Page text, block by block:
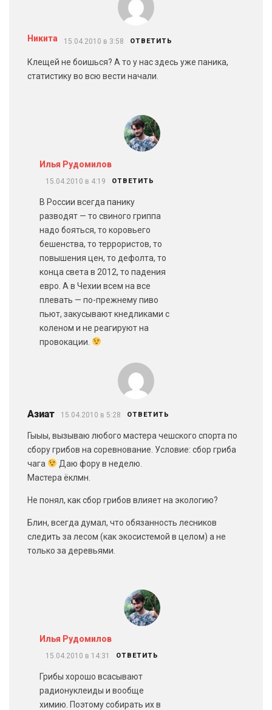
Никита 15.04.2010 в 3:58 ОТВЕТИТЬ
Клещей не боишься? А то у нас здесь уже паника,
статистику во всю вести начали.
Илья Рудомилов
15.04.2010 в 4:19 ОТВЕТИТЬ
В России всегда панику
разводят — то свиного гриппа
надо бояться, то коровьего
бешенства, то террористов, то
повышения цен, то дефолта, то
конца света в 2012, то падения
евро. А в Чехии всем на все
плевать — по-прежнему пиво
пьют, закусывают кнедликами с
коленом и не реагируют на
провокации.
Азиат 15.04.2010 в 5:28 ОТВЕТИТЬ
Гыыы, вызываю любого мастера чешского спорта по
сбору грибов на соревнование. Условие: сбор гриба
чага
Даю фору в неделю.
Мастера ёклмн.
Не понял, как сбор грибов влияет на экологию?
Блин, всегда думал, что обязанность лесников
следить за лесом (как экосистемой в целом) а не
только за деревьями.
Илья Рудомилов
15.04.2010 в 14:31 ОТВЕТИТЬ
Грибы хорошо всасывают
радионуклеиды и вообще
химию. Поэтому собирать их в